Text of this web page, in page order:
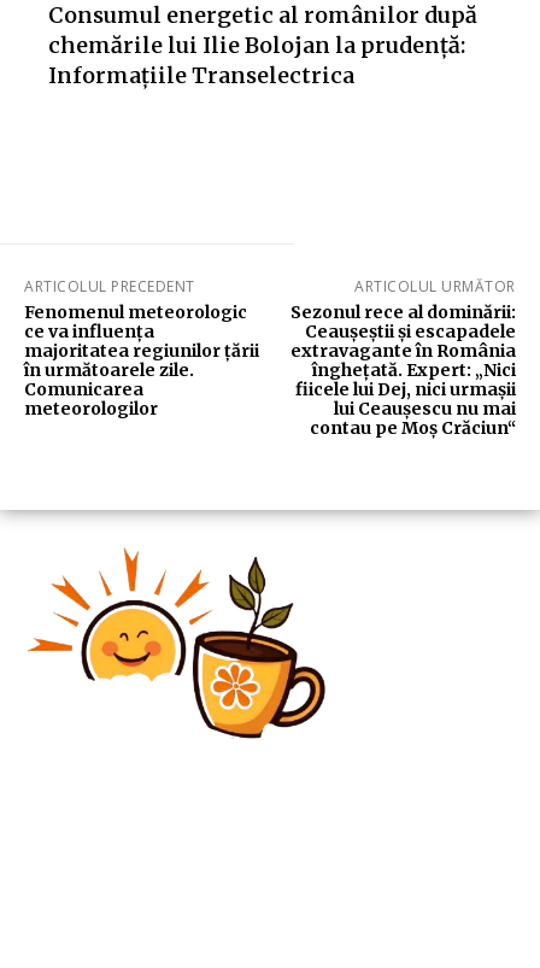
Consumul energetic al românilor după
chemările lui Ilie Bolojan la prudență:
Informațiile Transelectrica
ARTICOLUL PRECEDENT
Fenomenul meteorologic
ce va influența
majoritatea regiunilor țării
în următoarele zile.
Comunicarea
meteorologilor
ARTICOLUL URMĂTOR
Sezonul rece al dominării:
Ceaușeștii și escapadele
extravagante în România
înghețată. Expert: „Nici
fiicele lui Dej, nici urmașii
lui Ceaușescu nu mai
contau pe Moș Crăciun“